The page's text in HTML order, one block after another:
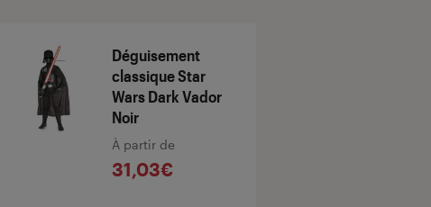
Déguisement
classique Star
Wars Dark Vador
Noir
À partir de
31,03€